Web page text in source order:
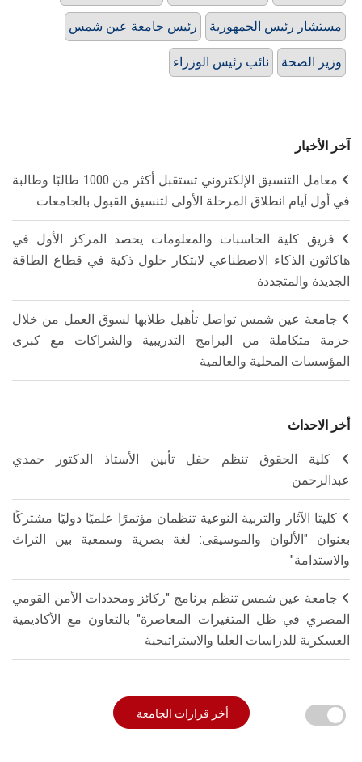
رئيس جامعة عين شمس مستشار رئيس الجمهورية
نائب رئيس الوزراء وزير الصحة
آخر الأخبار
معامل التنسيق الإلكتروني تستقبل أكثر من 1000 طالبًا وطالبة
في أول أيام انطلاق المرحلة الأولى لتنسيق القبول بالجامعات
فريق كلية الحاسبات والمعلومات يحصد المركز الأول في
هاكاثون الذكاء الاصطناعي لابتكار حلول ذكية في قطاع الطاقة
الجديدة والمتجددة
جامعة عين شمس تواصل تأهيل طلابها لسوق العمل من خلال
حزمة متكاملة من البرامج التدريبية والشراكات مع كبرى
المؤسسات المحلية والعالمية
أخر الاحداث
كلية الحقوق تنظم حفل تأبين الأستاذ الدكتور حمدي
عبدالرحمن
كليتا الآثار والتربية النوعية تنظمان مؤتمرًا علميًا دوليًا مشتركًا
بعنوان "الألوان والموسيقى: لغة بصرية وسمعية بين التراث
والاستدامة"
جامعة عين شمس تنظم برنامج "ركائز ومحددات الأمن القومي
المصري في ظل المتغيرات المعاصرة" بالتعاون مع الأكاديمية
العسكرية للدراسات العليا والاستراتيجية
أخر قرارات الجامعة